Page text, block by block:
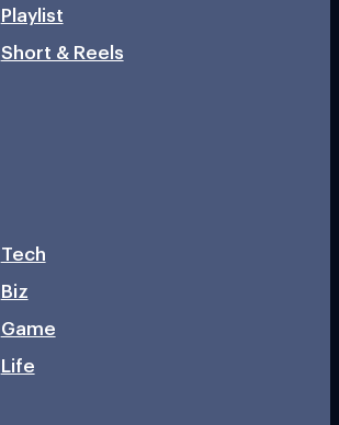
Playlist
Short & Reels
Tech
Biz
Game
Life